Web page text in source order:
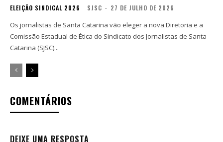
ELEIÇÃO SINDICAL 2026 SJSC - 27 DE JULHO DE 2026
Os jornalistas de Santa Catarina vão eleger a nova Diretoria e a
Comissão Estadual de Ética do Sindicato dos Jornalistas de Santa
Catarina (SJSC)...
COMENTÁRIOS
DEIXE UMA RESPOSTA